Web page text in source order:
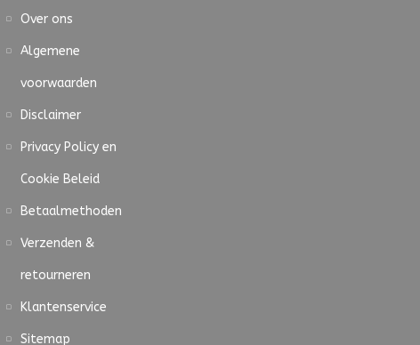
Over ons
Algemene
voorwaarden
Disclaimer
Privacy Policy en
Cookie Beleid
Betaalmethoden
Verzenden &
retourneren
Klantenservice
Sitemap